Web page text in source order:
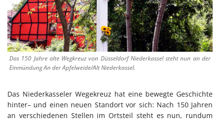
Das 150 Jahre alte Wegkreuz von Düsseldorf Niederkassel steht nun an der
Einmündung An der Apfelweide/Alt Niederkassel.
Das Niederkasseler Wegekreuz hat eine bewegte Geschichte
hinter– und einen neuen Standort vor sich: Nach 150 Jahren
an verschiedenen Stellen im Ortsteil steht es nun, rundum